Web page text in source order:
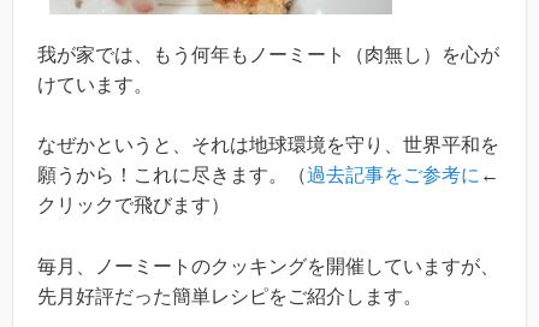
我が家では、もう何年もノーミート（肉無し）を心が
けています。
なぜかというと、それは地球環境を守り、世界平和を
願うから！これに尽きます。（過去記事をご参考に ←
クリックで飛びます）
毎月、ノーミートのクッキングを開催していますが、
先月好評だった簡単レシピをご紹介します。